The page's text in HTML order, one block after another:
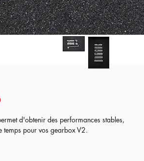
d'obtenir des performances stables,
temps pour vos gearbox V2.